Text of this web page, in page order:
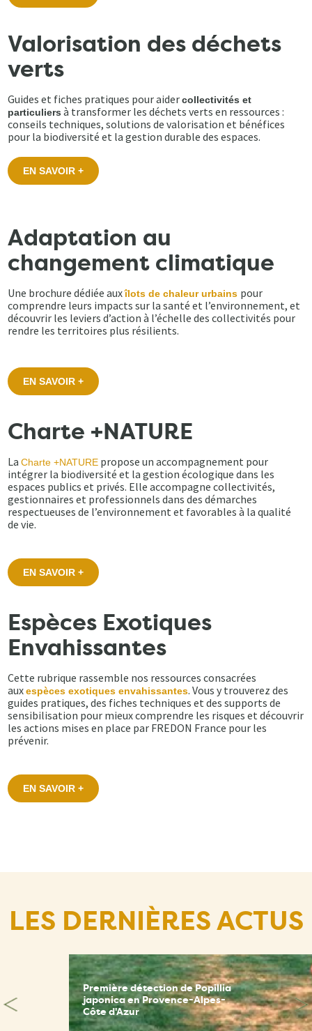
Valorisation des déchets
verts
Guides et fiches pratiques pour aidercollectivités et
particuliers à transformer les déchets verts en ressources :
conseils techniques, solutions de valorisation et bénéfices
pour la biodiversité et la gestion durable des espaces.
EN SAVOIR +
Adaptation au
changement climatique
Une brochure dédiée auxîlots de chaleur urbains pour
comprendre leurs impacts sur la santé et l’environnement, et
découvrir les leviers d’action à l’échelle des collectivités pour
rendre les territoires plus résilients.
EN SAVOIR +
Charte +NATURE
LaCharte +NATURE propose un accompagnement pour
intégrer la biodiversité et la gestion écologique dans les
espaces publics et privés. Elle accompagne collectivités,
gestionnaires et professionnels dans des démarches
respectueuses de l’environnement et favorables à la qualité
de vie.
EN SAVOIR +
Espèces Exotiques
Envahissantes
Cette rubrique rassemble nos ressources consacrées
auxespèces exotiques envahissantes. Vous y trouverez des
guides pratiques, des fiches techniques et des supports de
sensibilisation pour mieux comprendre les risques et découvrir
les actions mises en place par FREDON France pour les
prévenir.
EN SAVOIR +
LES DERNIÈRES ACTUS
Première détection de Popillia
japonica en Provence-Alpes-
Côte d'Azur